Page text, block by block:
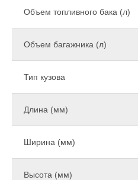
Объем топливного бака (л)
Объем багажника (л)
Тип кузова
Длина (мм)
Ширина (мм)
Высота (мм)